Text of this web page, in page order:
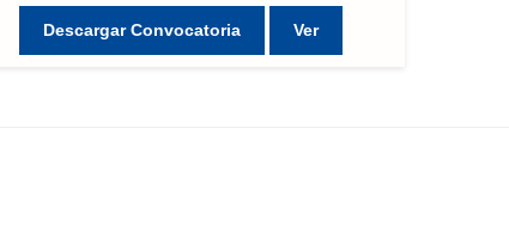
Descargar Convocatoria Ver